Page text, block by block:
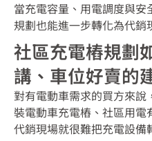
當充電容量、用電調度與
規劃也能進一步轉化為代銷
社區充電樁規劃
講、車位好賣的
對有電動車需求的買方來
裝電動車充電樁、社區用電
代銷現場就很難把充電設備